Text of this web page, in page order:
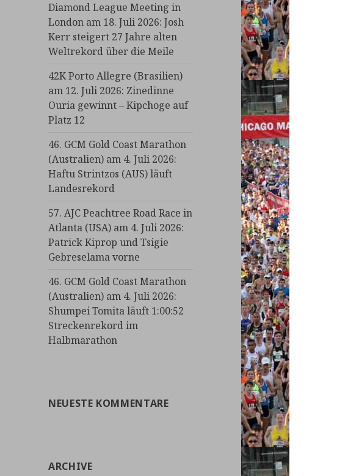
Diamond League Meeting in
London am 18. Juli 2026: Josh
Kerr steigert 27 Jahre alten
Weltrekord über die Meile
42K Porto Allegre (Brasilien)
am 12. Juli 2026: Zinedinne
Ouria gewinnt – Kipchoge auf
Platz 12
46. GCM Gold Coast Marathon
(Australien) am 4. Juli 2026:
Haftu Strintzos (AUS) läuft
Landesrekord
57. AJC Peachtree Road Race in
Atlanta (USA) am 4. Juli 2026:
Patrick Kiprop und Tsigie
Gebreselama vorne
46. GCM Gold Coast Marathon
(Australien) am 4. Juli 2026:
Shumpei Tomita läuft 1:00:52
Streckenrekord im
Halbmarathon
NEUESTE KOMMENTARE
ARCHIVE